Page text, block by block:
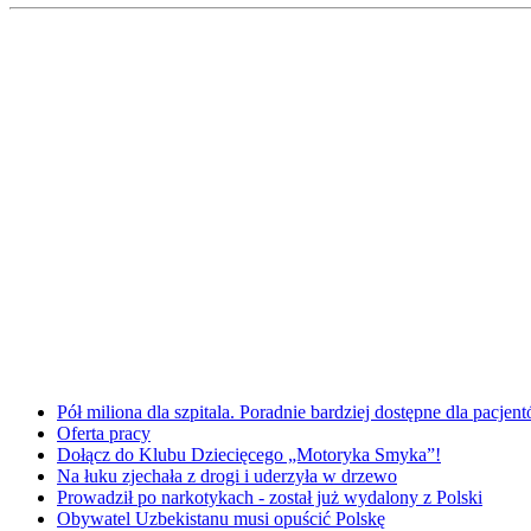
Pół miliona dla szpitala. Poradnie bardziej dostępne dla
Oferta pracy
Dołącz do Klubu Dziecięcego „Motoryka Smyka”!
Na łuku zjechała z drogi i uderzyła w drzewo
Prowadził po narkotykach - został już wydalony z Polski
Obywatel Uzbekistanu musi opuścić Polskę